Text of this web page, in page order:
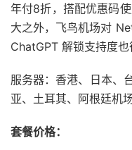
年付8折，搭配优惠码
大之外，飞鸟机场对
ChatGPT 解锁支持度也
服务器：香港、日本、
亚、土耳其、阿根廷机场
套餐价格：